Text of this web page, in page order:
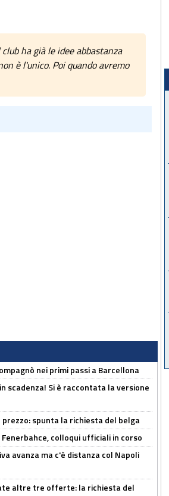
ha già le idee abbastanza
è l'unico. Poi quando avremo
nei primi passi a Barcellona
scadenza! Si è raccontata la versione
spunta la richiesta del belga
colloqui ufficiali in corso
avanza ma c'è distanza col Napoli
altre tre offerte: la richiesta del